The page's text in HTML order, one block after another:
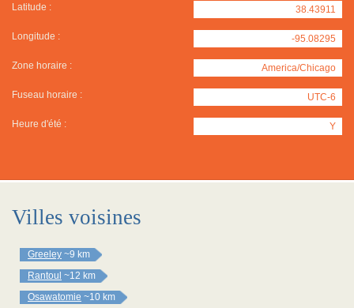
Latitude : 38.43911
Longitude : -95.08295
Zone horaire : America/Chicago
Fuseau horaire : UTC-6
Heure d'été : Y
Villes voisines
Greeley ~9 km
Rantoul ~12 km
Osawatomie ~10 km